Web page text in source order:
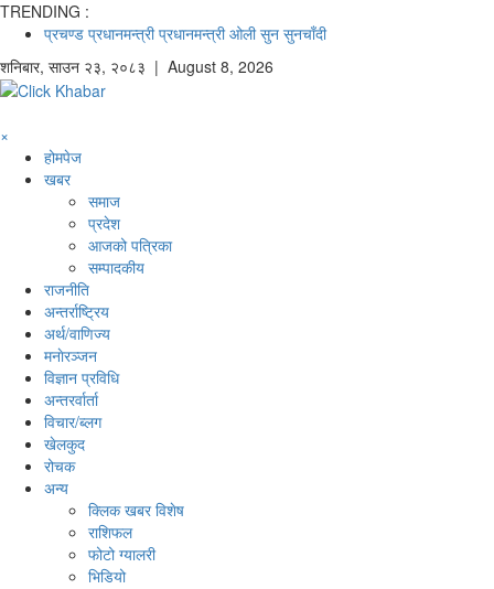
TRENDING :
प्रचण्ड प्रधानमन्त्री प्रधानमन्त्री ओली सुन सुनचाँदी
शनिबार, साउन २३, २०८३ | August 8, 2026
×
होमपेज
खबर
समाज
प्रदेश
आजको पत्रिका
सम्पादकीय
राजनीति
अन्तर्राष्ट्रिय
अर्थ/वाणिज्य
मनाेरञ्जन
विज्ञान प्रविधि
अन्तरर्वार्ता
विचार/ब्लग
खेलकुद
रोचक
अन्य
क्लिक खबर विशेष
राशिफल
फोटो ग्यालरी
भिडियो